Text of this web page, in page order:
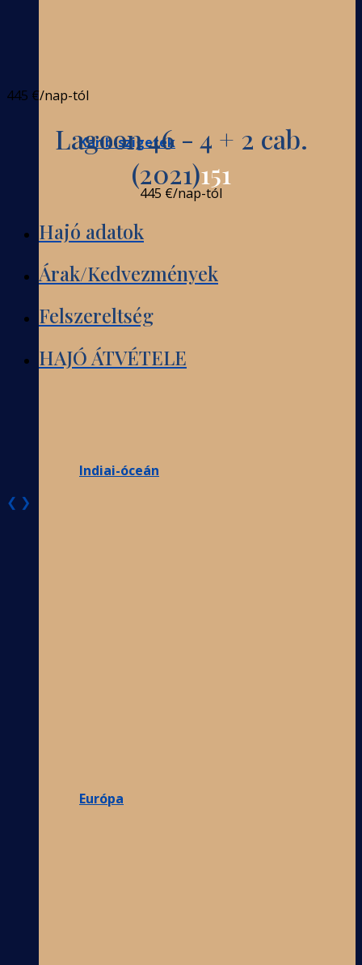
Karib-szigetek
Indiai-óceán
Európa
445 €/nap-tól
Lagoon 46 - 4 + 2 cab.
(2021)151
445 €/nap-tól
Hajó adatok
Árak/Kedvezmények
Felszereltség
HAJÓ ÁTVÉTELE
❮ ❯